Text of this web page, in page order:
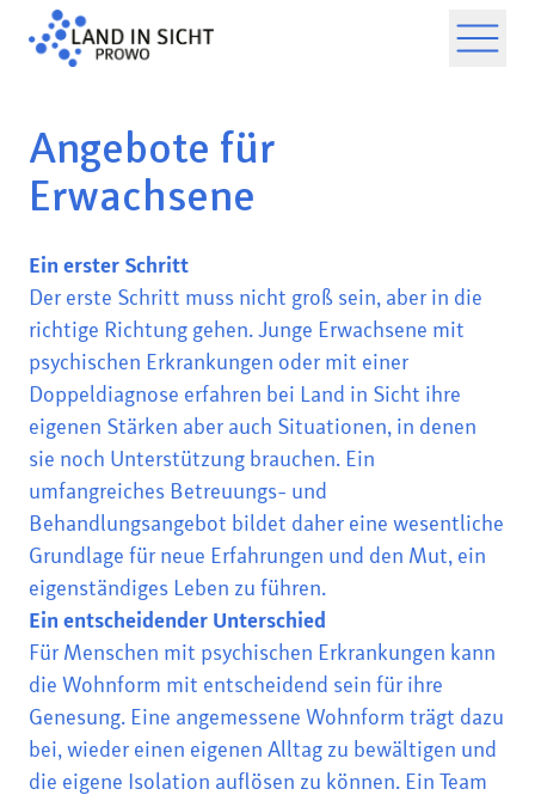
Angebote für
Erwachsene
Ein erster Schritt
Der erste Schritt muss nicht groß sein, aber in die
richtige Richtung gehen. Junge Erwachsene mit
psychischen Erkrankungen oder mit einer
Doppeldiagnose erfahren bei Land in Sicht ihre
eigenen Stärken aber auch Situationen, in denen
sie noch Unterstützung brauchen. Ein
umfangreiches Betreuungs- und
Behandlungsangebot bildet daher eine wesentliche
Grundlage für neue Erfahrungen und den Mut, ein
eigenständiges Leben zu führen.
Ein entscheidender Unterschied
Für Menschen mit psychischen Erkrankungen kann
die Wohnform mit entscheidend sein für ihre
Genesung. Eine angemessene Wohnform trägt dazu
bei, wieder einen eigenen Alltag zu bewältigen und
die eigene Isolation auflösen zu können. Ein Team